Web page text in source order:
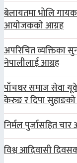
बेलायतमा भोलि
आयोजकको आग्रह
अपरिचित व्यक्तिका
नेपालीलाई आग्रह
पाँचथर समाज सेवा
केरुङ र दिपा सुहाङको
निर्मल पुर्जासहित
विश्व आदिवासी